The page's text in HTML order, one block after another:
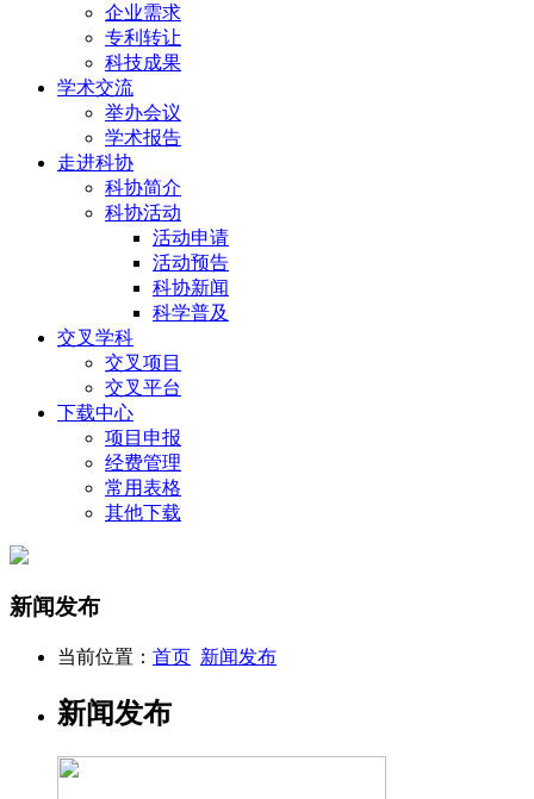
企业需求
专利转让
科技成果
学术交流
举办会议
学术报告
走进科协
科协简介
科协活动
活动申请
活动预告
科协新闻
科学普及
交叉学科
交叉项目
交叉平台
下载中心
项目申报
经费管理
常用表格
其他下载
新闻发布
当前位置： 首页 新闻发布
新闻发布